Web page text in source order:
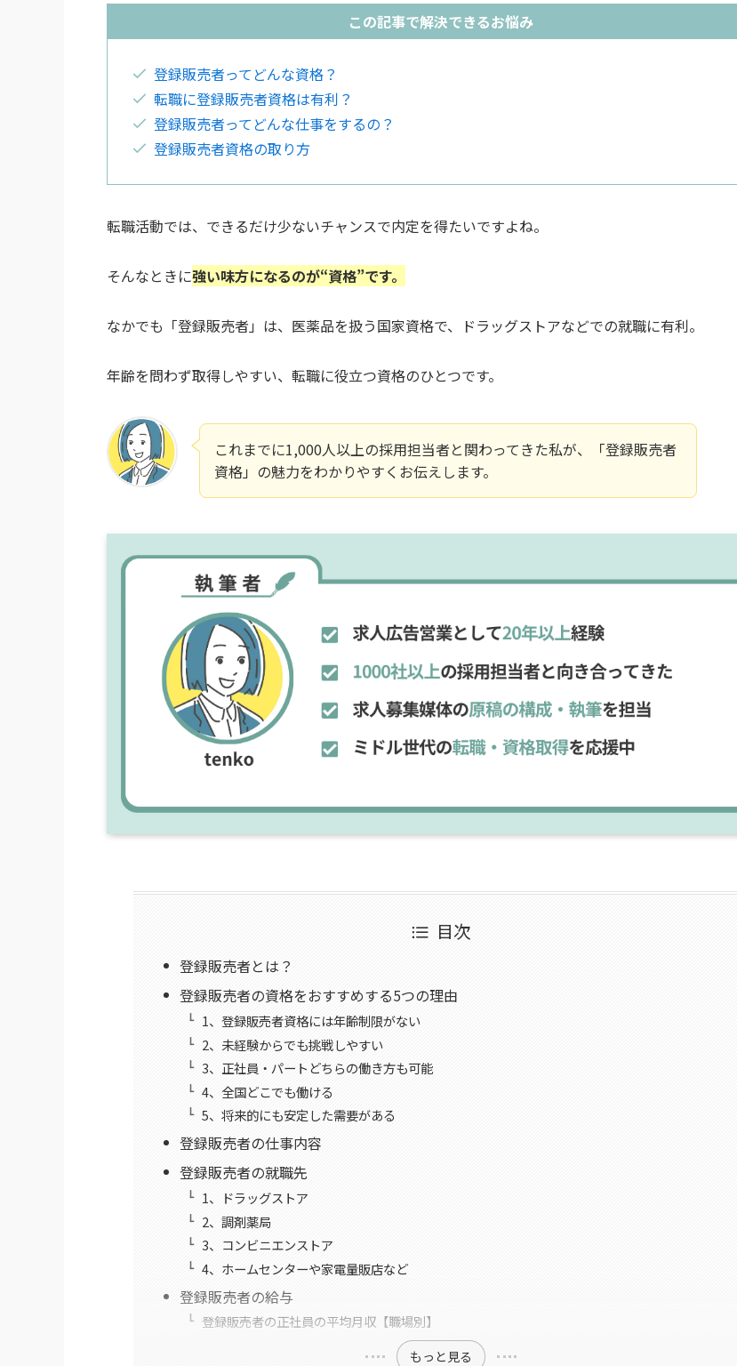
この記事で解決できるお悩み
登録販売者ってどんな資格？
転職に登録販売者資格は有利？
登録販売者ってどんな仕事をするの？
登録販売者資格の取り方
転職活動では、できるだけ少ないチャンスで内定を得たいですよね。
そんなときに強い味方になるのが“資格”です。
なかでも「登録販売者」は、医薬品を扱う国家資格で、ドラッグストアなどでの就職に有利。
年齢を問わず取得しやすい、転職に役立つ資格のひとつです。
これまでに1,000人以上の採用担当者と関わってきた私が、「登録販売者
資格」の魅力をわかりやすくお伝えします。
目次
登録販売者とは？
登録販売者の資格をおすすめする5つの理由
1、登録販売者資格には年齢制限がない
2、未経験からでも挑戦しやすい
3、正社員・パートどちらの働き方も可能
4、全国どこでも働ける
5、将来的にも安定した需要がある
登録販売者の仕事内容
登録販売者の就職先
1、ドラッグストア
2、調剤薬局
3、コンビニエンストア
4、ホームセンターや家電量販店など
登録販売者の給与
登録販売者の正社員の平均月収【職場別】
もっと見る